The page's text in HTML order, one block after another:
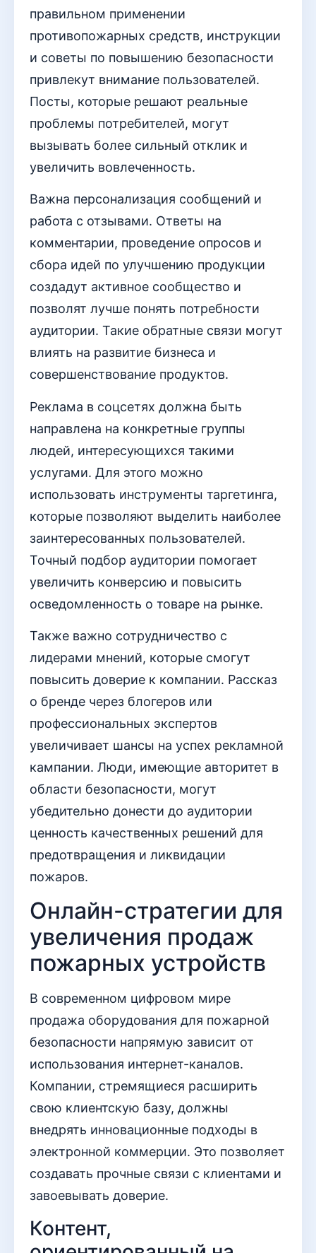
правильном применении
противопожарных средств, инструкции
и советы по повышению безопасности
привлекут внимание пользователей.
Посты, которые решают реальные
проблемы потребителей, могут
вызывать более сильный отклик и
увеличить вовлеченность.
Важна персонализация сообщений и
работа с отзывами. Ответы на
комментарии, проведение опросов и
сбора идей по улучшению продукции
создадут активное сообщество и
позволят лучше понять потребности
аудитории. Такие обратные связи могут
влиять на развитие бизнеса и
совершенствование продуктов.
Реклама в соцсетях должна быть
направлена на конкретные группы
людей, интересующихся такими
услугами. Для этого можно
использовать инструменты таргетинга,
которые позволяют выделить наиболее
заинтересованных пользователей.
Точный подбор аудитории помогает
увеличить конверсию и повысить
осведомленность о товаре на рынке.
Также важно сотрудничество с
лидерами мнений, которые смогут
повысить доверие к компании. Рассказ
о бренде через блогеров или
профессиональных экспертов
увеличивает шансы на успех рекламной
кампании. Люди, имеющие авторитет в
области безопасности, могут
убедительно донести до аудитории
ценность качественных решений для
предотвращения и ликвидации
пожаров.
Онлайн-стратегии для
увеличения продаж
пожарных устройств
В современном цифровом мире
продажа оборудования для пожарной
безопасности напрямую зависит от
использования интернет-каналов.
Компании, стремящиеся расширить
свою клиентскую базу, должны
внедрять инновационные подходы в
электронной коммерции. Это позволяет
создавать прочные связи с клиентами и
завоевывать доверие.
Контент,